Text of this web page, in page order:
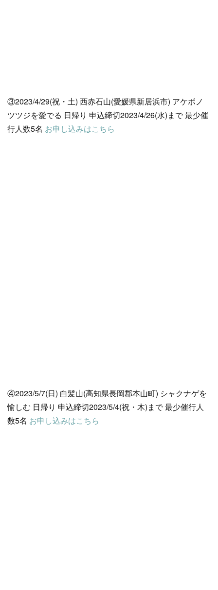
③2023/4/29(祝・土) 西赤石山(愛媛県新居浜市) アケボノ
ツツジを愛でる 日帰り 申込締切2023/4/26(水)まで 最少催
行人数5名 お申し込みはこちら
④2023/5/7(日) 白髪山(高知県長岡郡本山町) シャクナゲを
愉しむ 日帰り 申込締切2023/5/4(祝・木)まで 最少催行人
数5名 お申し込みはこちら